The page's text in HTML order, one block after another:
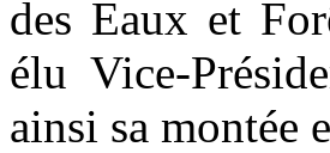
des Eaux et
élu Vice-
ainsi sa montée